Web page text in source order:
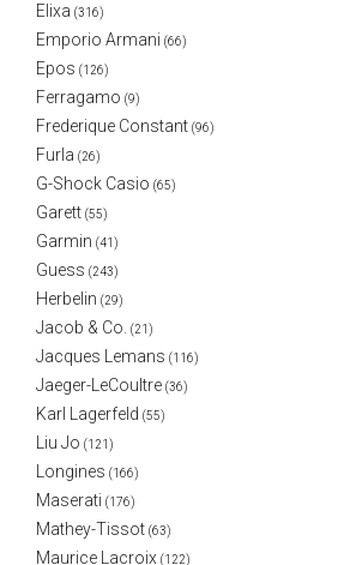
Elixa (316)
Emporio Armani (66)
Epos (126)
Ferragamo (9)
Frederique Constant (96)
Furla (26)
G-Shock Casio (65)
Garett (55)
Garmin (41)
Guess (243)
Herbelin (29)
Jacob & Co. (21)
Jacques Lemans (116)
Jaeger-LeCoultre (36)
Karl Lagerfeld (55)
Liu Jo (121)
Longines (166)
Maserati (176)
Mathey-Tissot (63)
Maurice Lacroix (122)